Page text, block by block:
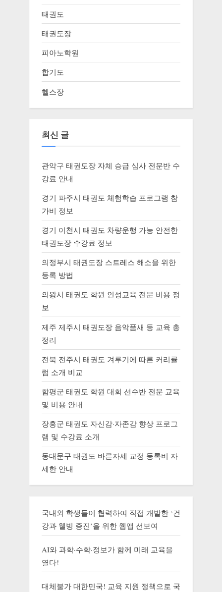
태권도
태권도장
피아노학원
합기도
헬스장
최신 글
관악구 태권도장 자체 승급 심사 전문반 수
강료 안내
경기 파주시 태권도 체험학습 프로그램 참
가비 정보
경기 이천시 태권도 차량운행 가능 안전한
태권도장 수강료 정보
의정부시 태권도장 스트레스 해소을 위한
등록 방법
의왕시 태권도 학원 인성교육 전문 비용 정
보
제주 제주시 태권도장 음악품새 등 교육 총
정리
전북 전주시 태권도 겨루기에 따른 커리큘
럼 소개 비교
함평군 태권도 학원 대회 선수반 전문 교육
및 비용 안내
장흥군 태권도 자신감·자존감 향상 프로그
램 및 수강료 소개
동대문구 태권도 바른자세 교정 등록비 자
세한 안내
국내외 학생들이 협력하여 직접 개발한 ‘건
강과 웰빙 증진’을 위한 웹앱 선보여
AI와 과학·수학·정보가 함께 미래 교육을
열다!
대체불가 대한민국! 교육 지원 정책으로 국